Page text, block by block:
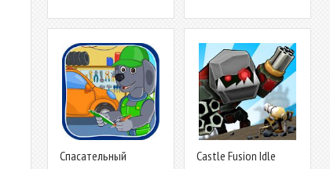
Спасательный
Castle Fusion Idle